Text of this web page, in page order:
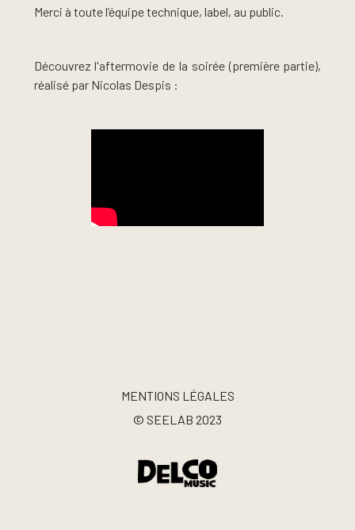
Merci à toute l’équipe technique, label, au public.
Découvrez l'aftermovie de la soirée (première partie),
réalisé par Nicolas Despis :
MENTIONS LÉGALES
© SEELAB 2023